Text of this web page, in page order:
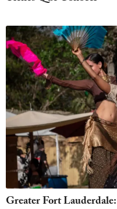
Greater Fort